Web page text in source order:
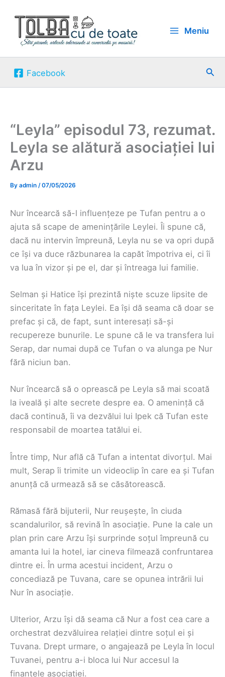
content
Meniu
Facebook
“Leyla” episodul 73, rezumat.
Leyla se alătură asociației lui
Arzu
By admin /07/05/2026
Nur încearcă să-l influențeze pe Tufan pentru a o
ajuta să scape de amenințările Leylei. Îi spune că,
dacă nu intervin împreună, Leyla nu se va opri după
ce își va duce răzbunarea la capăt împotriva ei, ci îi
va lua în vizor și pe el, dar și întreaga lui familie.
Selman și Hatice își prezintă niște scuze lipsite de
sinceritate în fața Leylei. Ea își dă seama că doar se
prefac și că, de fapt, sunt interesați să-și
recupereze bunurile. Le spune că le va transfera lui
Serap, dar numai după ce Tufan o va alunga pe Nur
fără niciun ban.
Nur încearcă să o oprească pe Leyla să mai scoată
la iveală și alte secrete despre ea. O amenință că
dacă continuă, îi va dezvălui lui Ipek că Tufan este
responsabil de moartea tatălui ei.
Între timp, Nur află că Tufan a intentat divorțul. Mai
mult, Serap îi trimite un videoclip în care ea și Tufan
anunță că urmează să se căsătorească.
Rămasă fără bijuterii, Nur reușește, în ciuda
scandalurilor, să revină în asociație. Pune la cale un
plan prin care Arzu își surprinde soțul împreună cu
amanta lui la hotel, iar cineva filmează confruntarea
dintre ei. În urma acestui incident, Arzu o
concediază pe Tuvana, care se opunea intrării lui
Nur în asociație.
Ulterior, Arzu își dă seama că Nur a fost cea care a
orchestrat dezvăluirea relației dintre soțul ei și
Tuvana. Drept urmare, o angajează pe Leyla în locul
Tuvanei, pentru a-i bloca lui Nur accesul la
finanțele asociației.